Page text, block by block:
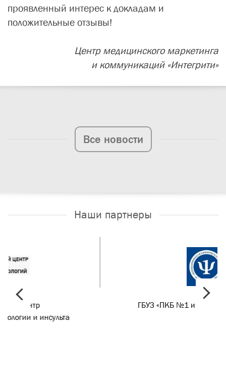
проявленный интерес к докладам и
положительные отзывы!
Центр медицинского маркетинга
и коммуникаций «Интегрити»
Все новости
Наши партнеры
ГБУЗ «ПКБ №1 им Н.А Алексеева ДЗМ»
prev
next